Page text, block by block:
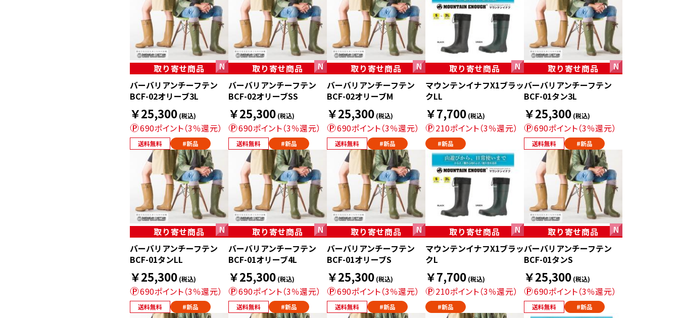
取り寄せ商品
バーバリアンチーフテン
BCF-02オリーブ3L
￥25,300 (税込)
690ポイント（3％還元）
送料無料 #新品
取り寄せ商品
バーバリアンチーフテン
BCF-02オリーブSS
￥25,300 (税込)
690ポイント（3％還元）
送料無料 #新品
取り寄せ商品
バーバリアンチーフテン
BCF-02オリーブM
￥25,300 (税込)
690ポイント（3％還元）
送料無料 #新品
取り寄せ商品
マウンテンイナフX1ブラッ
クLL
￥7,700 (税込)
210ポイント（3％還元）
#新品
取り寄せ商品
バーバリアンチーフテン
BCF-01タン3L
￥25,300 (税込)
690ポイント（3％還元）
送料無料 #新品
取り寄せ商品
バーバリアンチーフテン
BCF-01タンLL
￥25,300 (税込)
690ポイント（3％還元）
送料無料 #新品
取り寄せ商品
バーバリアンチーフテン
BCF-01オリーブ4L
￥25,300 (税込)
690ポイント（3％還元）
送料無料 #新品
取り寄せ商品
バーバリアンチーフテン
BCF-01オリーブS
￥25,300 (税込)
690ポイント（3％還元）
送料無料 #新品
取り寄せ商品
マウンテンイナフX1ブラッ
クL
￥7,700 (税込)
210ポイント（3％還元）
#新品
取り寄せ商品
バーバリアンチーフテン
BCF-01タンS
￥25,300 (税込)
690ポイント（3％還元）
送料無料 #新品